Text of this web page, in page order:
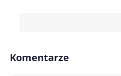
Komentarze